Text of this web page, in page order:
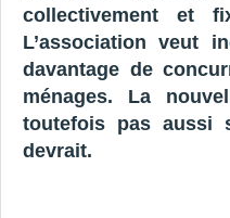
collectivement et
L’association veut
davantage de
ménages. La
toutefois pas aussi
devrait.